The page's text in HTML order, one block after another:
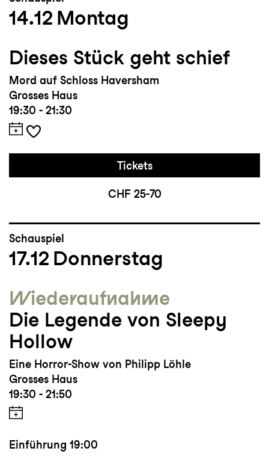
14.12 Montag
Dieses Stück geht schief
Mord auf Schloss Haversham
Grosses Haus
19:30 - 21:30
Tickets
CHF 25-70
Schauspiel
17.12 Donnerstag
Wieder­aufnahme
Die Legende von Sleepy
Hollow
Eine Horror-Show von Philipp Löhle
Grosses Haus
19:30 - 21:50
Einführung 19:00